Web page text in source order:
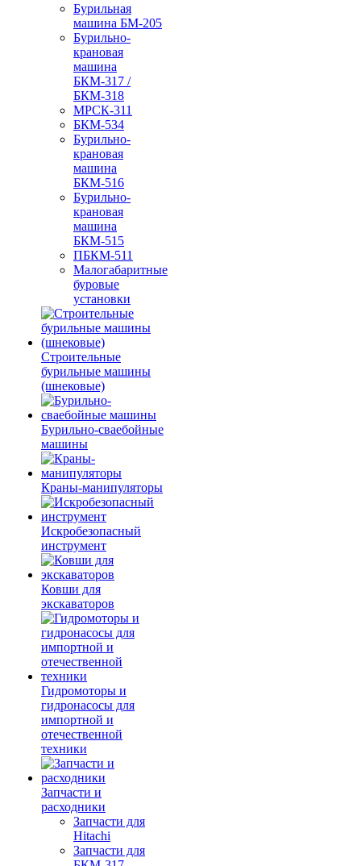
Бурильная
машина БМ-205
Бурильно-
крановая
машина
БКМ-317 /
БКМ-318
МРСК-311
БКМ-534
Бурильно-
крановая
машина
БКМ-516
Бурильно-
крановая
машина
БКМ-515
ПБКМ-511
Малогабаритные
буровые
установки
Строительные
бурильные машины
(шнековые)
Бурильно-сваебойные
машины
Краны-манипуляторы
Искробезопасный
инструмент
Ковши для
экскаваторов
Гидромоторы и
гидронасосы для
импортной и
отечественной
техники
Запчасти и
расходники
Запчасти для
Hitachi
Запчасти для